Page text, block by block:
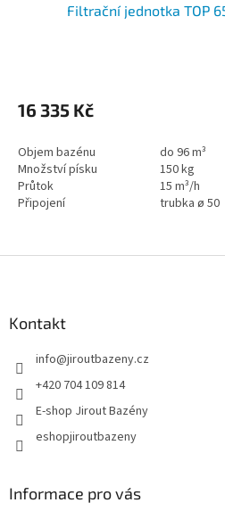
Filtrační jednotka TOP
16 335 Kč
Objem bazénu
do 96 m³
Množství písku
150 kg
Průtok
15 m³/h
Připojení
trubka ø 50
Kontakt
info@jiroutbazeny.cz
+420 704 109 814
E-shop Jirout Bazény
eshopjiroutbazeny
Informace pro vás